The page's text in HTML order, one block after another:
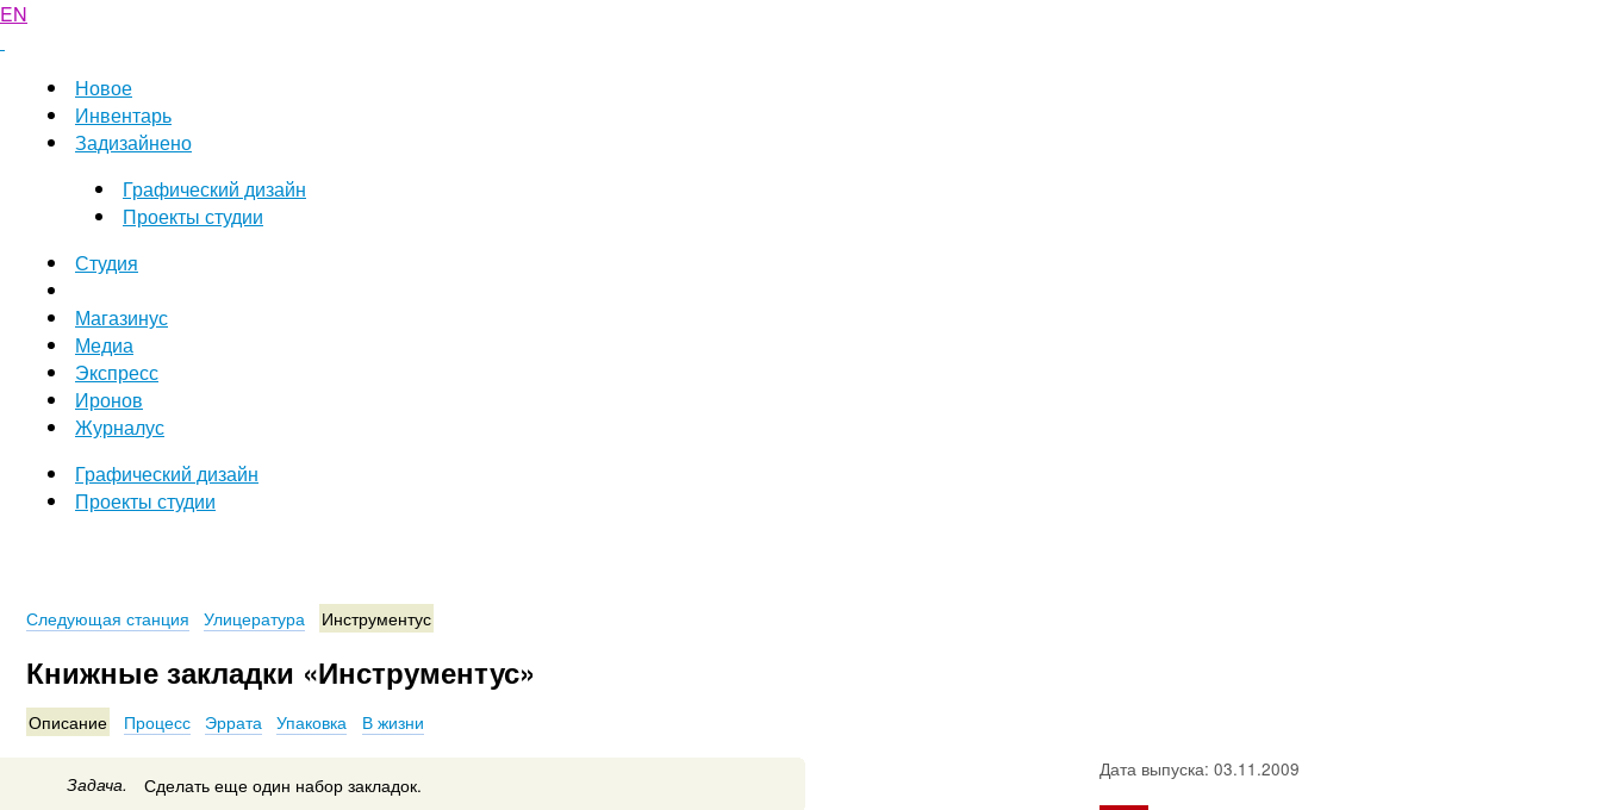
EN
Новое
Инвентарь
Задизайнено
Графический дизайн
Проекты студии
Студия
Магазинус
Медиа
Экспресс
Иронов
Журналус
Графический дизайн
Проекты студии
Следующая станция Улицература Инструментус
Книжные закладки «Инструментус»
Описание Процесс Эррата Упаковка В жизни
Задача. Сделать еще один набор закладок.
Дата выпуска: 03.11.2009